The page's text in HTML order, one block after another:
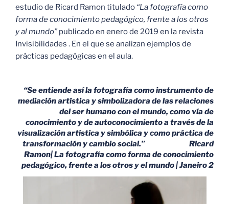
estudio de Ricard Ramon titulado “La fotografía como
forma de conocimiento pedagógico, frente a los otros
y al mundo”publicado en enero de 2019 en la revista
Invisibilidades . En el que se analizan ejemplos de
prácticas pedagógicas en el aula.
“Se entiende así la fotografía como instrumento de
mediación artística y simbolizadora de las relaciones
del ser humano con el mundo, como vía de
conocimiento y de autoconocimiento a través de la
visualización artística y simbólica y como práctica de
transformación y cambio social.” Ricard
Ramon| La fotografía como forma de conocimiento
pedagógico, frente a los otros y el mundo | Janeiro 2